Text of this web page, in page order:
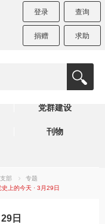
登录 查询
捐赠 求助
党群建设
刊物
部
专题
史上的今天 · 3月29日
日